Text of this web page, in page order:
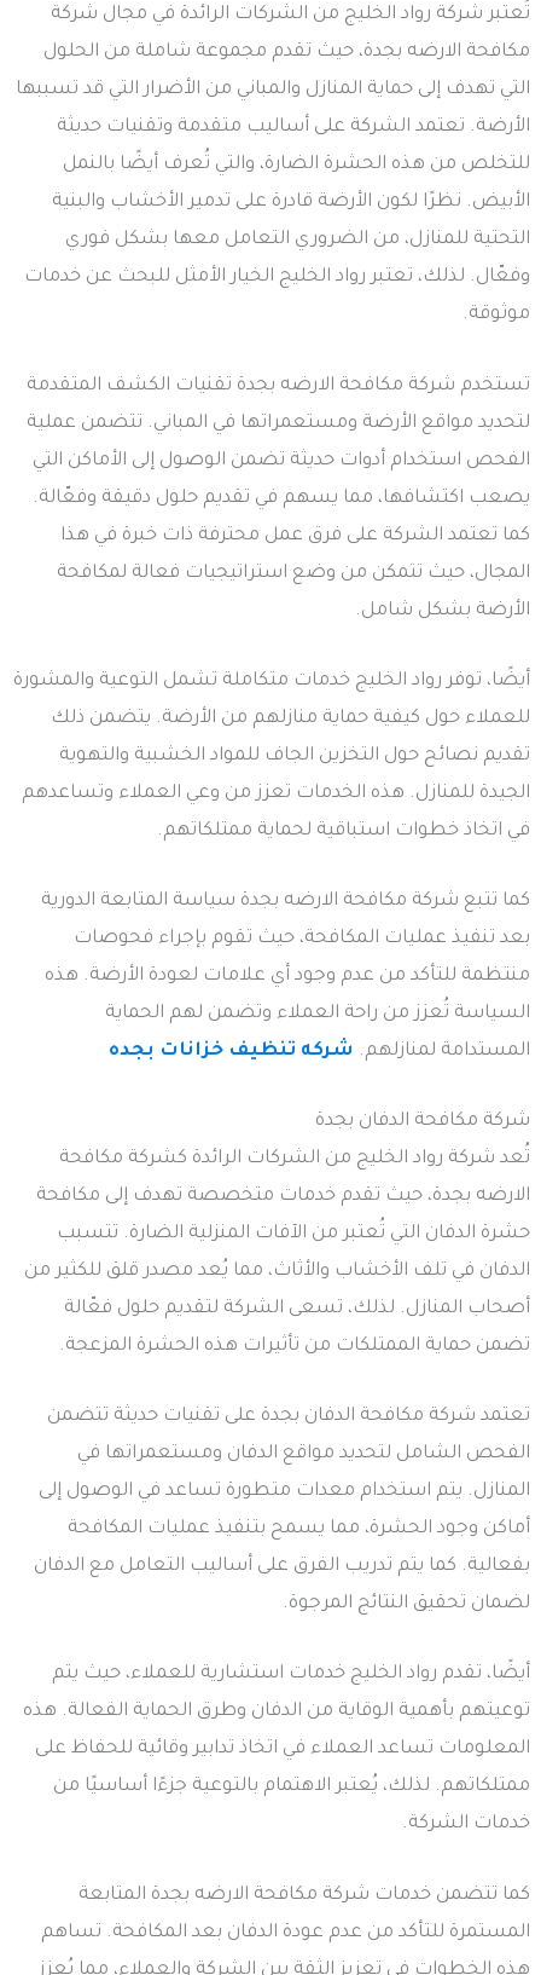
تُعتبر شركة رواد الخليج من الشركات الرائدة في مجال شركة
مكافحة الارضه بجدة، حيث تقدم مجموعة شاملة من الحلول
التي تهدف إلى حماية المنازل والمباني من الأضرار التي قد تسببها
الأرضة. تعتمد الشركة على أساليب متقدمة وتقنيات حديثة
للتخلص من هذه الحشرة الضارة، والتي تُعرف أيضًا بالنمل
الأبيض. نظرًا لكون الأرضة قادرة على تدمير الأخشاب والبنية
التحتية للمنازل، من الضروري التعامل معها بشكل فوري
وفعّال. لذلك، تعتبر رواد الخليج الخيار الأمثل للبحث عن خدمات
موثوقة.
تستخدم شركة مكافحة الارضه بجدة تقنيات الكشف المتقدمة
لتحديد مواقع الأرضة ومستعمراتها في المباني. تتضمن عملية
الفحص استخدام أدوات حديثة تضمن الوصول إلى الأماكن التي
يصعب اكتشافها، مما يسهم في تقديم حلول دقيقة وفعّالة.
كما تعتمد الشركة على فرق عمل محترفة ذات خبرة في هذا
المجال، حيث تتمكن من وضع استراتيجيات فعالة لمكافحة
الأرضة بشكل شامل.
أيضًا، توفر رواد الخليج خدمات متكاملة تشمل التوعية والمشورة
للعملاء حول كيفية حماية منازلهم من الأرضة. يتضمن ذلك
تقديم نصائح حول التخزين الجاف للمواد الخشبية والتهوية
الجيدة للمنازل. هذه الخدمات تعزز من وعي العملاء وتساعدهم
في اتخاذ خطوات استباقية لحماية ممتلكاتهم.
كما تتبع شركة مكافحة الارضه بجدة سياسة المتابعة الدورية
بعد تنفيذ عمليات المكافحة، حيث تقوم بإجراء فحوصات
منتظمة للتأكد من عدم وجود أي علامات لعودة الأرضة. هذه
السياسة تُعزز من راحة العملاء وتضمن لهم الحماية
المستدامة لمنازلهم. شركه تنظيف خزانات بجده
شركة مكافحة الدفان بجدة
تُعد شركة رواد الخليج من الشركات الرائدة كشركة مكافحة
الارضه بجدة، حيث تقدم خدمات متخصصة تهدف إلى مكافحة
حشرة الدفان التي تُعتبر من الآفات المنزلية الضارة. تتسبب
الدفان في تلف الأخشاب والأثاث، مما يُعد مصدر قلق للكثير من
أصحاب المنازل. لذلك، تسعى الشركة لتقديم حلول فعّالة
تضمن حماية الممتلكات من تأثيرات هذه الحشرة المزعجة.
تعتمد شركة مكافحة الدفان بجدة على تقنيات حديثة تتضمن
الفحص الشامل لتحديد مواقع الدفان ومستعمراتها في
المنازل. يتم استخدام معدات متطورة تساعد في الوصول إلى
أماكن وجود الحشرة، مما يسمح بتنفيذ عمليات المكافحة
بفعالية. كما يتم تدريب الفرق على أساليب التعامل مع الدفان
لضمان تحقيق النتائج المرجوة.
أيضًا، تقدم رواد الخليج خدمات استشارية للعملاء، حيث يتم
توعيتهم بأهمية الوقاية من الدفان وطرق الحماية الفعالة. هذه
المعلومات تساعد العملاء في اتخاذ تدابير وقائية للحفاظ على
ممتلكاتهم. لذلك، يُعتبر الاهتمام بالتوعية جزءًا أساسيًا من
خدمات الشركة.
كما تتضمن خدمات شركة مكافحة الارضه بجدة المتابعة
المستمرة للتأكد من عدم عودة الدفان بعد المكافحة. تساهم
هذه الخطوات في تعزيز الثقة بين الشركة والعملاء، مما يُعزز